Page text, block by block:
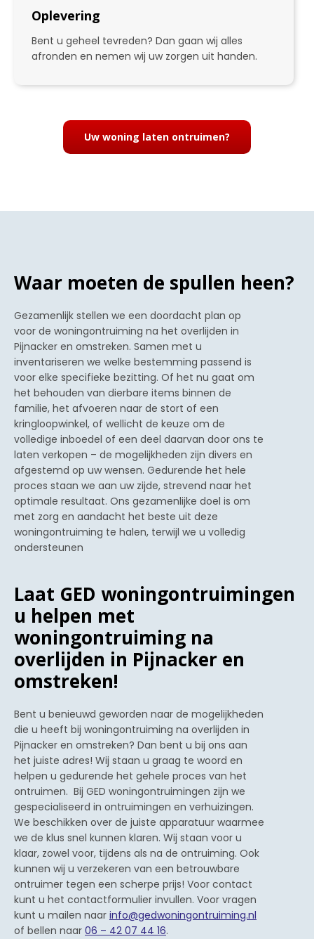
Oplevering
Bent u geheel tevreden? Dan gaan wij alles
afronden en nemen wij uw zorgen uit handen.
Uw woning laten ontruimen?
Waar moeten de spullen heen?
Gezamenlijk stellen we een doordacht plan op
voor de woningontruiming na het overlijden in
Pijnacker en omstreken. Samen met u
inventariseren we welke bestemming passend is
voor elke specifieke bezitting. Of het nu gaat om
het behouden van dierbare items binnen de
familie, het afvoeren naar de stort of een
kringloopwinkel, of wellicht de keuze om de
volledige inboedel of een deel daarvan door ons te
laten verkopen – de mogelijkheden zijn divers en
afgestemd op uw wensen. Gedurende het hele
proces staan we aan uw zijde, strevend naar het
optimale resultaat. Ons gezamenlijke doel is om
met zorg en aandacht het beste uit deze
woningontruiming te halen, terwijl we u volledig
ondersteunen
Laat GED woningontruimingen
u helpen met
woningontruiming na
overlijden in Pijnacker en
omstreken!
Bent u benieuwd geworden naar de mogelijkheden
die u heeft bij woningontruiming na overlijden in
Pijnacker en omstreken? Dan bent u bij ons aan
het juiste adres! Wij staan u graag te woord en
helpen u gedurende het gehele proces van het
ontruimen. Bij GED woningontruimingen zijn we
gespecialiseerd in ontruimingen en verhuizingen.
We beschikken over de juiste apparatuur waarmee
we de klus snel kunnen klaren. Wij staan voor u
klaar, zowel voor, tijdens als na de ontruiming. Ook
kunnen wij u verzekeren van een betrouwbare
ontruimer tegen een scherpe prijs! Voor contact
kunt u het contactformulier invullen. Voor vragen
kunt u mailen naar info@gedwoningontruiming.nl
of bellen naar 06 – 42 07 44 16.